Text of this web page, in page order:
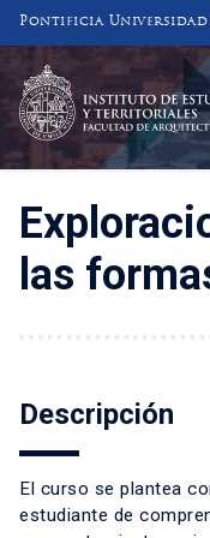
Pontificia
INSTITUTO DE
Y
FACULTAD DE
las
Descripción
El curso se plantea
estudiante de